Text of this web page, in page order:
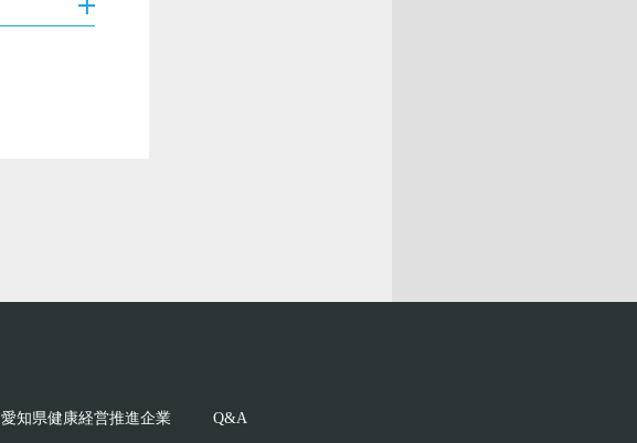
愛知県健康経営推進企業 Q&A